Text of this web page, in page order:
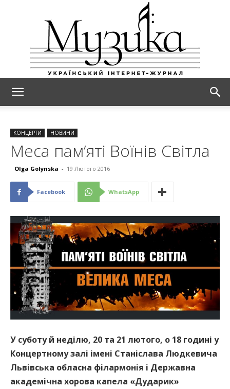
КОНЦЕРТИ НОВИНИ
Меса пам’яті Воїнів Світла
Olga Golynska - 19 Лютого 2016
Facebook WhatsApp
У суботу й неділю, 20 та 21 лютого, о 18 годині у
Концертному залі імені Станіслава Людкевича
Львівська обласна філармонія і Державна
академічна хорова капела «Дударик»